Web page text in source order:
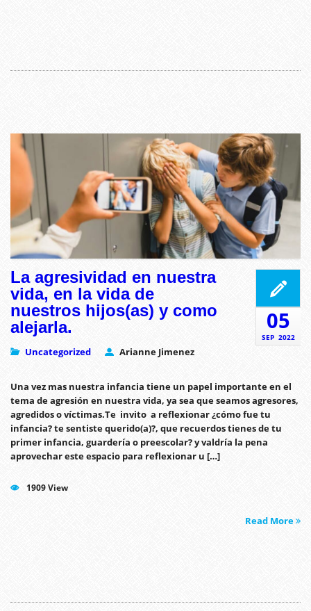
La agresividad en nuestra
vida, en la vida de
nuestros hijos(as) y como
alejarla.
Uncategorized Arianne Jimenez
05
SEP 2022
Una vez mas nuestra infancia tiene un papel importante en el
tema de agresión en nuestra vida, ya sea que seamos agresores,
agredidos o víctimas.Te invito a reflexionar ¿cómo fue tu
infancia? te sentiste querido(a)?, que recuerdos tienes de tu
primer infancia, guardería o preescolar? y valdría la pena
aprovechar este espacio para reflexionar u […]
Read More
1909 View